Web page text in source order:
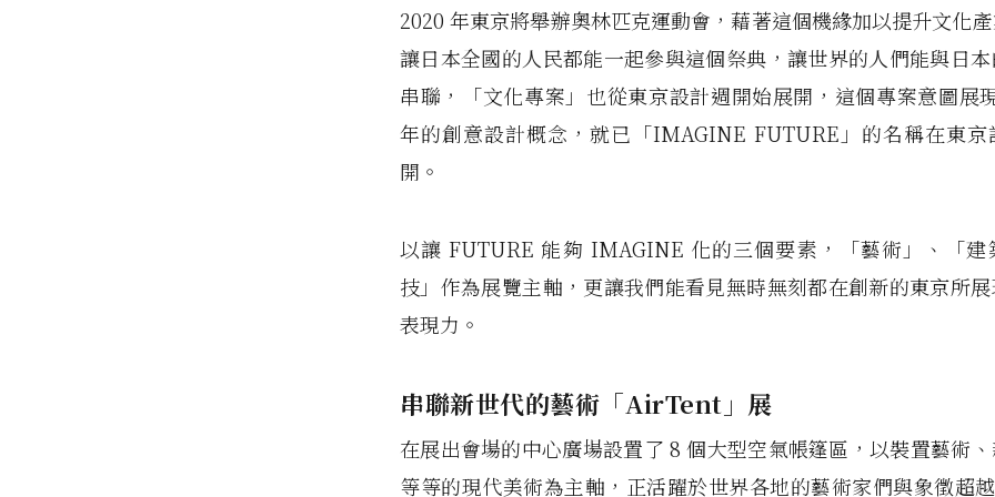
2020 年東京將舉辦奧林匹克運動會，藉著這個機緣加以提升文化
讓日本全國的人民都能一起參與這個祭典，讓世界的人們能與日
串聯，「文化專案」也從東京設計週開始展開，這個專案意圖展
年的創意設計概念，就已「IMAGINE FUTURE」的名稱在東京
開。
以讓 FUTURE 能夠 IMAGINE 化的三個要素，「藝術」、「建
技」作為展覽主軸，更讓我們能看見無時無刻都在創新的東京所
表現力。
串聯新世代的藝術 「AirTent 」 展
在展出會場的中心廣場設置了 8 個大型空氣帳篷區，以裝置藝術
等等的現代美術為主軸，正活躍於世界各地的藝術家們與象徵超